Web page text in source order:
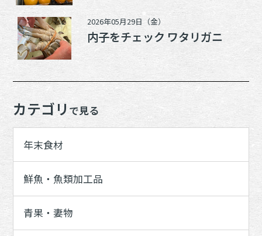
2026年05月29日（金）
内子をチェック ワタリガニ
カテゴリ で見る
年末食材
鮮魚・魚類加工品
青果・妻物